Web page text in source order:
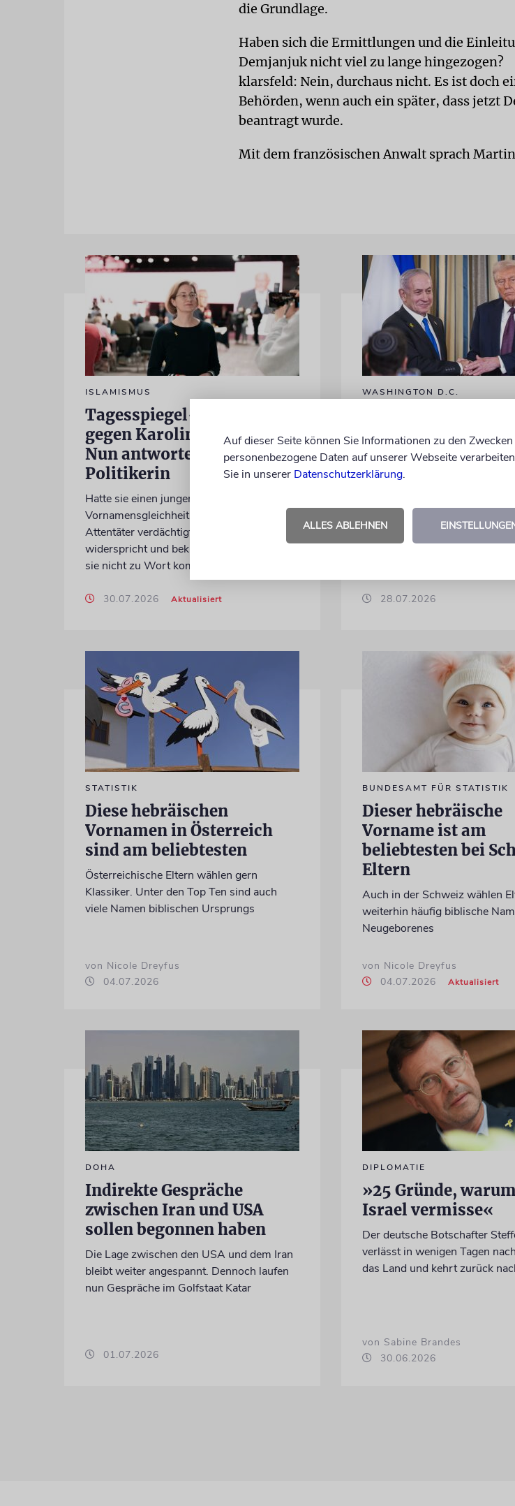
die Grundlage.
Haben sich die Ermittlungen und die
Demjanjuk nicht viel zu lange hingezogen?
klarsfeld: Nein, durchaus nicht. Es ist doch
Behörden, wenn auch ein später, dass jetzt
beantragt wurde.
Mit dem französischen Anwalt sprach
ISLAMISMUS
Tagesspiegel-Vorwürfe
gegen Karoline Preisler:
Nun antwortet die FDP-
Politikerin
Hatte sie einen jungen Mann wegen einer
Vornamensgleichheit zu Unrecht als CSD-
Attentäter verdächtigt? Preisler
widerspricht und beklagt, die Zeitung habe
sie nicht zu Wort kommen lassen
30.07.2026 Aktualisiert
WASHINGTON D.C.
dass USA im Iran
bleiben
Unterschiedliche Interessen
getreten. Kurz vor seinem
Netanjahu deutet Trump an,
Differenzen nicht überwunden
28.07.2026
STATISTIK
Diese hebräischen
Vornamen in Österreich
sind am beliebtesten
Österreichische Eltern wählen gern
Klassiker. Unter den Top Ten sind auch
viele Namen biblischen Ursprungs
von Nicole Dreyfus
04.07.2026
BUNDESAMT FÜR STATISTIK
Dieser hebräische
Vorname ist am
beliebtesten bei
Eltern
Auch in der Schweiz wählen
weiterhin häufig biblische
Neugeborenes
von Nicole Dreyfus
04.07.2026
Aktualisiert
DOHA
Indirekte Gespräche
zwischen Iran und USA
sollen begonnen haben
Die Lage zwischen den USA und dem Iran
bleibt weiter angespannt. Dennoch laufen
nun Gespräche im Golfstaat Katar
01.07.2026
DIPLOMATIE
»25 Gründe,
Israel vermisse«
Der deutsche Botschafter
verlässt in wenigen Tagen
das Land und kehrt zurück
von Sabine Brandes
30.06.2026
Auf dieser Seite können Sie Informationen zu den
personenbezogene Daten auf unserer Webseite
Sie in unserer Datenschutzerklärung.
ALLES ABLEHNEN